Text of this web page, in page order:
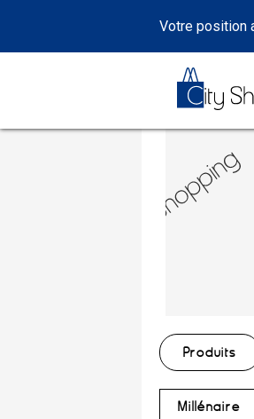
Votre position
Produits
Millénaire